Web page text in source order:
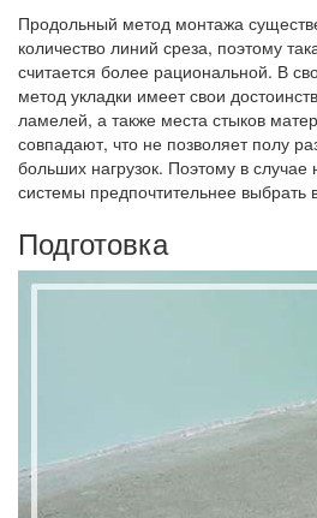
Продольный метод монтажа
количество линий среза, поэтому
считается более рациональной. В
метод укладки имеет свои
ламелей, а также места стыков
совпадают, что не позволяет полу
больших нагрузок. Поэтому в случае
системы предпочтительнее выбрать
Подготовка